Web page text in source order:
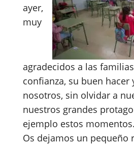
ayer,
muy
agradecidos a las
confianza, su buen hacer
nosotros, sin olvidar a
nuestros grandes
ejemplo estos momentos.
Os dejamos un pequeño